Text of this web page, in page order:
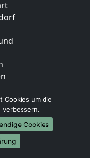
Cookies um die
verbessern.
Cookies